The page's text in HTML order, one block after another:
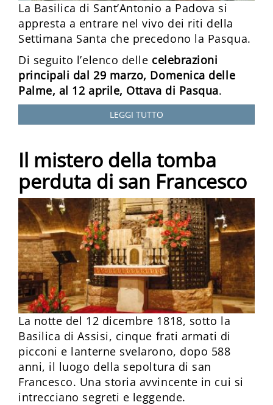
La Basilica di Sant’Antonio a Padova si
appresta a entrare nel vivo dei riti della
Settimana Santa che precedono la Pasqua.
Di seguito l’elenco delle celebrazioni
principali dal 29 marzo, Domenica delle
Palme, al 12 aprile, Ottava di Pasqua.
LEGGI TUTTO
Il mistero della tomba
perduta di san Francesco
La notte del 12 dicembre 1818, sotto la
Basilica di Assisi, cinque frati armati di
picconi e lanterne svelarono, dopo 588
anni, il luogo della sepoltura di san
Francesco. Una storia avvincente in cui si
intrecciano segreti e leggende.